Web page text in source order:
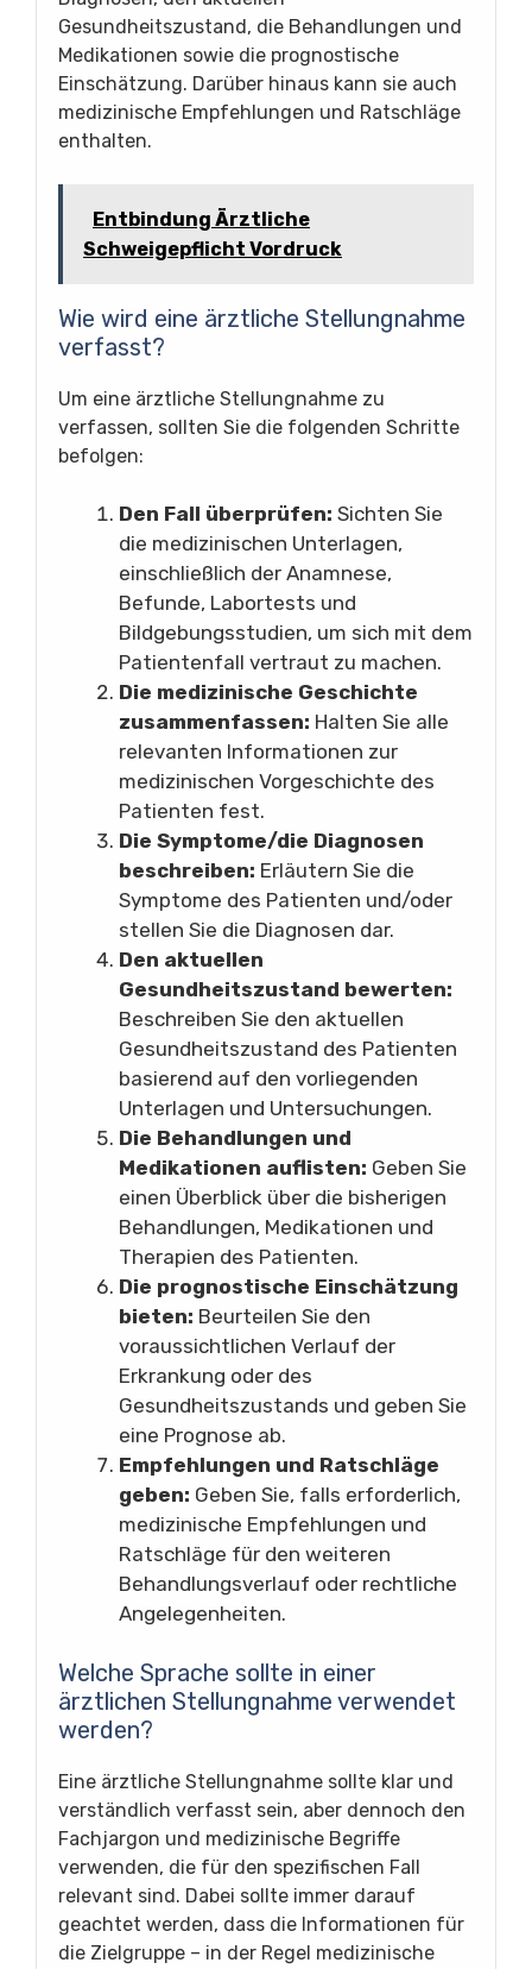
Gesundheitszustand, die Behandlungen und
Medikationen sowie die prognostische
Einschätzung. Darüber hinaus kann sie auch
medizinische Empfehlungen und Ratschläge
enthalten.
Entbindung Ärztliche
Schweigepflicht Vordruck
Wie wird eine ärztliche Stellungnahme
verfasst?
Um eine ärztliche Stellungnahme zu
verfassen, sollten Sie die folgenden Schritte
befolgen:
Den Fall überprüfen: Sichten Sie
die medizinischen Unterlagen,
einschließlich der Anamnese,
Befunde, Labortests und
Bildgebungsstudien, um sich mit dem
Patientenfall vertraut zu machen.
Die medizinische Geschichte
zusammenfassen: Halten Sie alle
relevanten Informationen zur
medizinischen Vorgeschichte des
Patienten fest.
Die Symptome/die Diagnosen
beschreiben: Erläutern Sie die
Symptome des Patienten und/oder
stellen Sie die Diagnosen dar.
Den aktuellen
Gesundheitszustand bewerten:
Beschreiben Sie den aktuellen
Gesundheitszustand des Patienten
basierend auf den vorliegenden
Unterlagen und Untersuchungen.
Die Behandlungen und
Medikationen auflisten: Geben Sie
einen Überblick über die bisherigen
Behandlungen, Medikationen und
Therapien des Patienten.
Die prognostische Einschätzung
bieten: Beurteilen Sie den
voraussichtlichen Verlauf der
Erkrankung oder des
Gesundheitszustands und geben Sie
eine Prognose ab.
Empfehlungen und Ratschläge
geben: Geben Sie, falls erforderlich,
medizinische Empfehlungen und
Ratschläge für den weiteren
Behandlungsverlauf oder rechtliche
Angelegenheiten.
Welche Sprache sollte in einer
ärztlichen Stellungnahme verwendet
werden?
Eine ärztliche Stellungnahme sollte klar und
verständlich verfasst sein, aber dennoch den
Fachjargon und medizinische Begriffe
verwenden, die für den spezifischen Fall
relevant sind. Dabei sollte immer darauf
geachtet werden, dass die Informationen für
die Zielgruppe – in der Regel medizinische